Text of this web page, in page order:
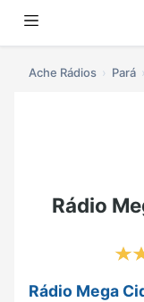
Ache Rádios Pará
Rádio
Rádio Mega